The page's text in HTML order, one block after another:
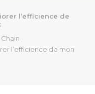
l’efficience de
l’efficience de mon